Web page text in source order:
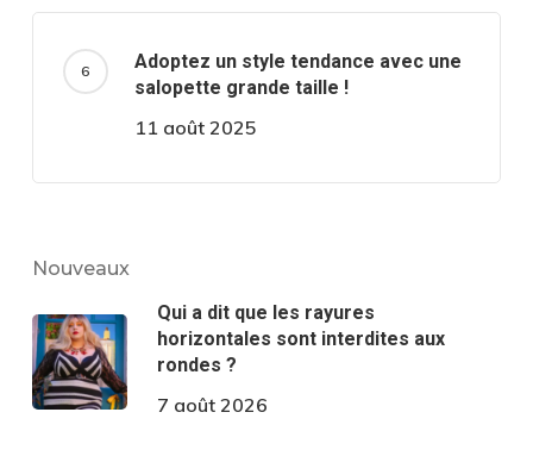
Adoptez un style tendance avec une
salopette grande taille !
11 août 2025
Nouveaux
Qui a dit que les rayures
horizontales sont interdites aux
rondes ?
7 août 2026